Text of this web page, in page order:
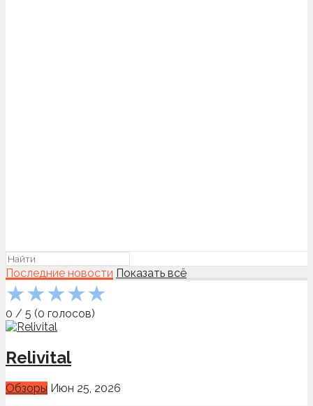
Последние новости Показать всё
★★★★★
0 / 5 (0 голосов)
Relivital
Обзоры Июн 25, 2026